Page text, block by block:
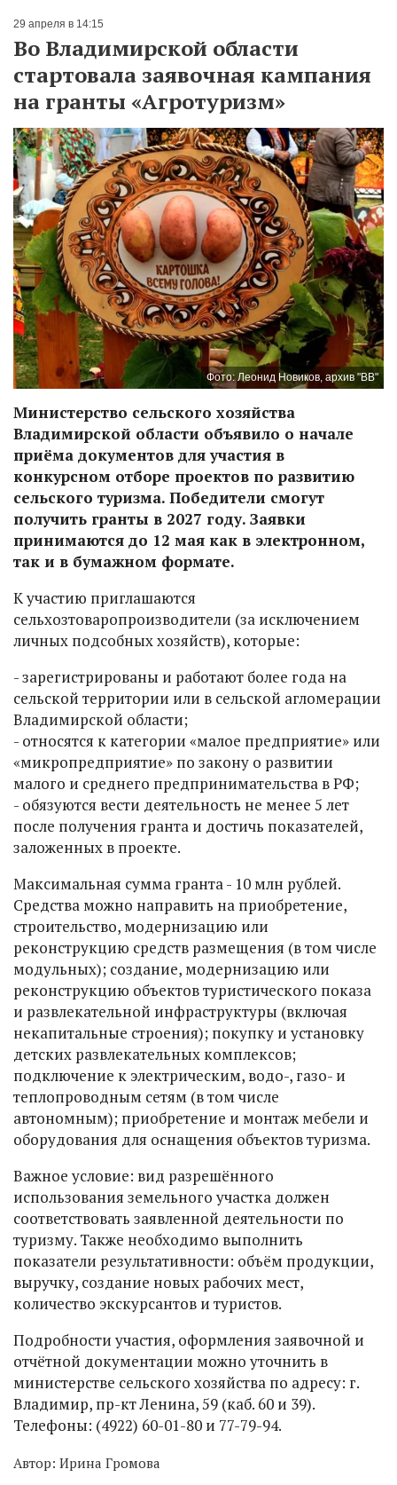
29 апреля в 14:15
Во Владимирской области
стартовала заявочная кампания
на гранты «Агротуризм»
Фото: Леонид Новиков, архив "ВВ"
Министерство сельского хозяйства
Владимирской области объявило о начале
приёма документов для участия в
конкурсном отборе проектов по развитию
сельского туризма. Победители смогут
получить гранты в 2027 году. Заявки
принимаются до 12 мая как в электронном,
так и в бумажном формате.
К участию приглашаются
сельхозтоваропроизводители (за исключением
личных подсобных хозяйств), которые:
- зарегистрированы и работают более года на
сельской территории или в сельской агломерации
Владимирской области;
- относятся к категории «малое предприятие» или
«микропредприятие» по закону о развитии
малого и среднего предпринимательства в РФ;
- обязуются вести деятельность не менее 5 лет
после получения гранта и достичь показателей,
заложенных в проекте.
Максимальная сумма гранта - 10 млн рублей.
Средства можно направить на приобретение,
строительство, модернизацию или
реконструкцию средств размещения (в том числе
модульных); создание, модернизацию или
реконструкцию объектов туристического показа
и развлекательной инфраструктуры (включая
некапитальные строения); покупку и установку
детских развлекательных комплексов;
подключение к электрическим, водо-, газо- и
теплопроводным сетям (в том числе
автономным); приобретение и монтаж мебели и
оборудования для оснащения объектов туризма.
Важное условие: вид разрешённого
использования земельного участка должен
соответствовать заявленной деятельности по
туризму. Также необходимо выполнить
показатели результативности: объём продукции,
выручку, создание новых рабочих мест,
количество экскурсантов и туристов.
Подробности участия, оформления заявочной и
отчётной документации можно уточнить в
министерстве сельского хозяйства по адресу: г.
Владимир, пр-кт Ленина, 59 (каб. 60 и 39).
Телефоны: (4922) 60-01-80 и 77-79-94.
Автор: Ирина Громова